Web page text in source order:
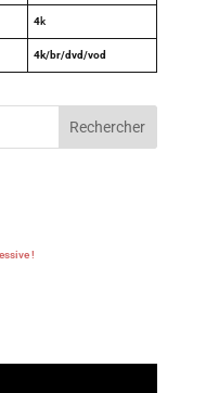
4k
4k/br/dvd/vod
Rechercher
!